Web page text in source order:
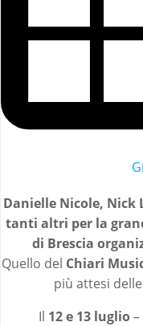
Danielle Nicole, Nick
tanti altri per la
di Brescia
Quello del Chiari
più attesi
Il 12 e 13 luglio